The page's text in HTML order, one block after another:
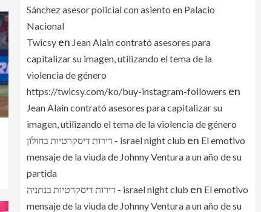
Sánchez asesor policial con asiento en Palacio
Nacional
Twicsyen Jean Alain contrató asesores para
capitalizar su imagen, utilizando el tema de la
violencia de género
https://twicsy.com/ko/buy-instagram-followers en
Jean Alain contrató asesores para capitalizar su
imagen, utilizando el tema de la violencia de género
דירות דיסקרטיות בחולון - israel night club en El emotivo
mensaje de la viuda de Johnny Ventura a un año de su
partida
דירות דיסקרטיות בנתניה - israel night club en El emotivo
mensaje de la viuda de Johnny Ventura a un año de su